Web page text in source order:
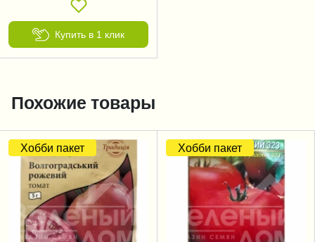
Купить в 1 клик
Похожие товары
Хобби пакет Хобби пакет